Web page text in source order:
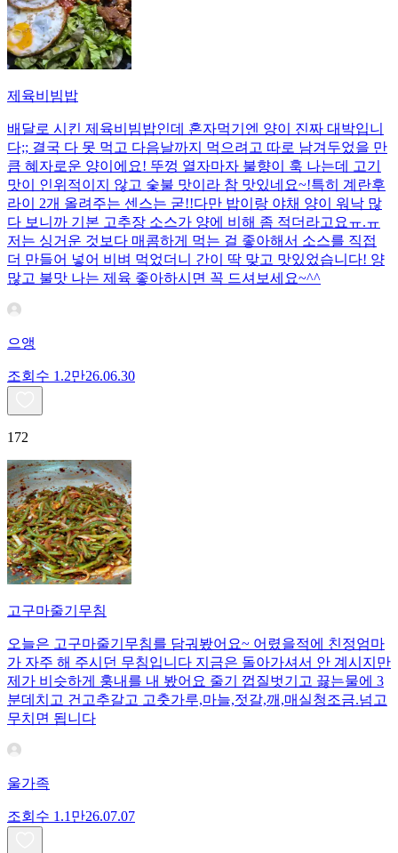
제육비빔밥
배달로 시킨 제육비빔밥인데 혼자먹기엔 양이 진짜 대박입니
다;; 결국 다 못 먹고 다음날까지 먹으려고 따로 남겨두었을 만
큼 혜자로운 양이에요! 뚜껑 열자마자 불향이 훅 나는데 고기
맛이 인위적이지 않고 숯불 맛이라 참 맛있네요~!특히 계란후
라이 2개 올려주는 센스는 굳!! ​다만 밥이랑 야채 양이 워낙 많
다 보니까 기본 고추장 소스가 양에 비해 좀 적더라고요ㅠ.ㅠ
저는 싱거운 것보다 매콤하게 먹는 걸 좋아해서 소스를 직접
더 만들어 넣어 비벼 먹었더니 간이 딱 맞고 맛있었습니다! 양
많고 불맛 나는 제육 좋아하시면 꼭 드셔보세요~^^
으앵
조회수 1.2만26.06.30
172
고구마줄기무침
오늘은 고구마줄기무침를 담궈봤어요~ 어렸을적에 친정엄마
가 자주 해 주시던 무침입니다 지금은 돌아가셔서 안 계시지만
제가 비슷하게 훙내를 내 봤어요 줄기 껍질벗기고 끓는물에 3
분데치고 건고추갈고 고춧가루,마늘,젓갈,깨,매실청조금.넘고
무치면 됩니다
울가족
조회수 1.1만26.07.07